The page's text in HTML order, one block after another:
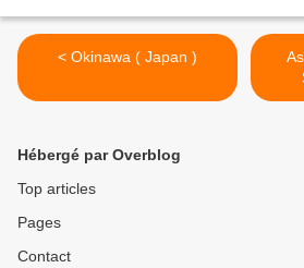
< Okinawa ( Japan )
Hébergé par Overblog
Top articles
Pages
Contact